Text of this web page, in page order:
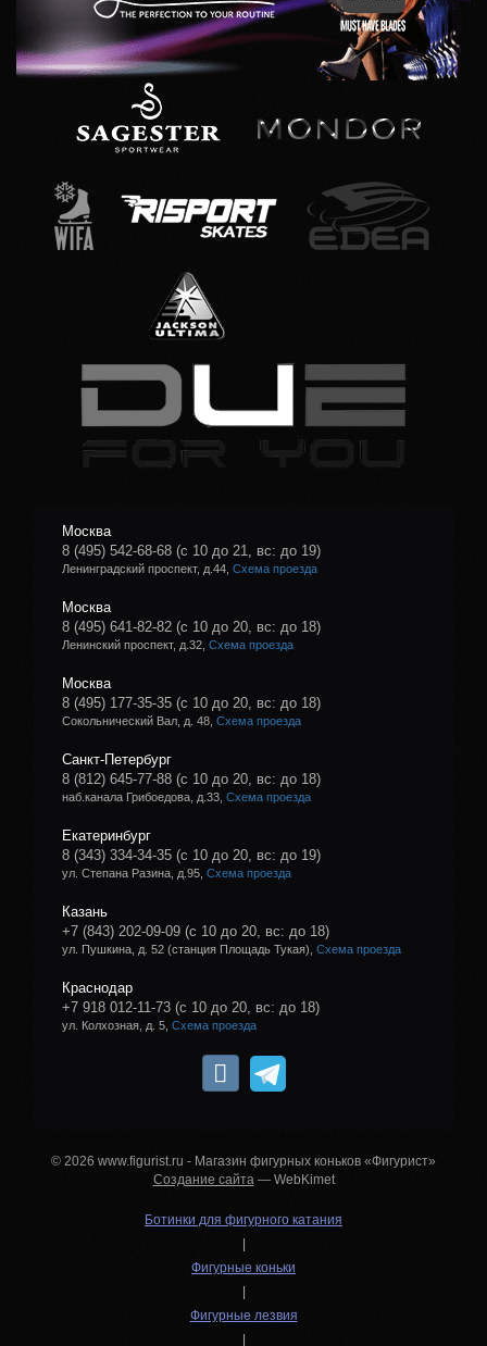
Москва
8 (495) 542-68-68 (с 10 до 21, вс: до 19)
Ленинградский проспект, д.44, Схема проезда
Москва
8 (495) 641-82-82 (с 10 до 20, вс: до 18)
Ленинский проспект, д.32, Схема проезда
Москва
8 (495) 177-35-35 (с 10 до 20, вс: до 18)
Сокольнический Вал, д. 48, Схема проезда
Санкт-Петербург
8 (812) 645-77-88 (с 10 до 20, вс: до 18)
наб.канала Грибоедова, д.33, Схема проезда
Екатеринбург
8 (343) 334-34-35 (с 10 до 20, вс: до 19)
ул. Степана Разина, д.95, Схема проезда
Казань
+7 (843) 202-09-09 (с 10 до 20, вс: до 18)
ул. Пушкина, д. 52 (станция Площадь Тукая), Схема проезда
Краснодар
+7 918 012-11-73 (с 10 до 20, вс: до 18)
ул. Колхозная, д. 5, Схема проезда
© 2026 www.figurist.ru - Магазин фигурных коньков «Фигурист»
Создание сайта— WebKimet
Ботинки для фигурного катания
Фигурные коньки
Фигурные лезвия